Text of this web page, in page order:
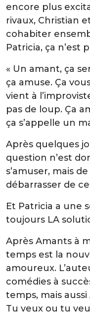
encore plus
rivaux, Christian
cohabiter
Patricia, ça n’est
« Un amant, ça
ça amuse. Ça
vient à
pas de loup. Ça
ça s’appelle un
Après quelques
question n’est
s’amuser, mais
débarrasser de
Et Patricia a une
toujours LA
Après Amants à
temps est la
amoureux.
comédies à
temps, mais
Tu veux ou tu